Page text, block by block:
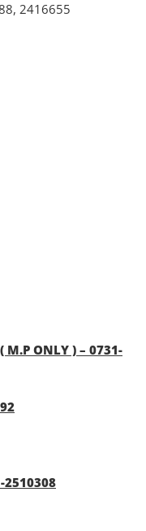
2416655
M.P ONLY ) – 0731-
2510308